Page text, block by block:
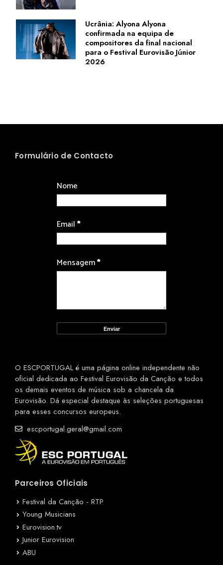
Ucrânia: Alyona Alyona
confirmada na equipa de
compositores da final nacional
para o Festival Eurovisão Júnior
2026
Formulário de Contacto
Nome
Email*
Mensagem*
O ESCPORTUGAL é uma página online independente não
oficial dedicada ao Festival Eurovisão da Canção e todos
os demais eventos de música sob a chancela da
Eurovisão. Dá especial destaque às seleções portuguesas
para esses concursos europeus.
escportugal.geral@gmail.com
Parceiros Oficiais
Festival da Canção - RTP
Young Musicians
Eurovision.tv
Junior Eurovision
ABU